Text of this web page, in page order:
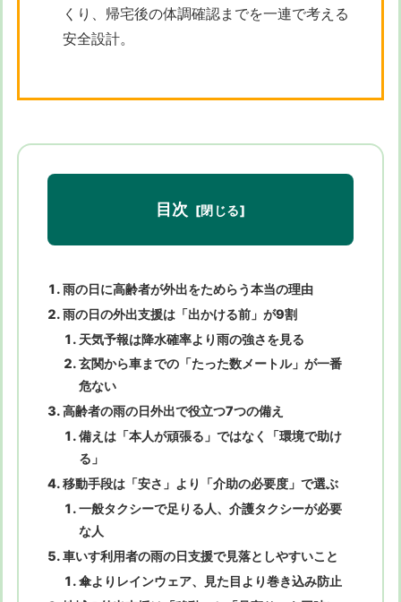
くり、帰宅後の体調確認までを一連で考える
安全設計。
目次
雨の日に高齢者が外出をためらう本当の理由
雨の日の外出支援は「出かける前」が9割
天気予報は降水確率より雨の強さを見る
玄関から車までの「たった数メートル」が一番
危ない
高齢者の雨の日外出で役立つ7つの備え
備えは「本人が頑張る」ではなく「環境で助け
る」
移動手段は「安さ」より「介助の必要度」で選ぶ
一般タクシーで足りる人、介護タクシーが必要
な人
車いす利用者の雨の日支援で見落としやすいこと
傘よりレインウェア、見た目より巻き込み防止